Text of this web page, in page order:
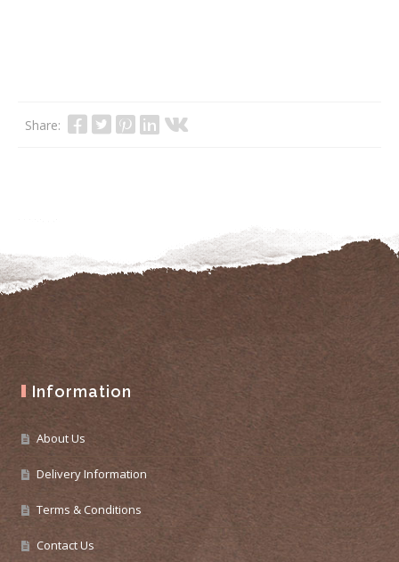
Share:
Information
About Us
Delivery Information
Terms & Conditions
Contact Us